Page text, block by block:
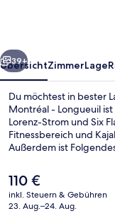
Weiter
39+
ÜbersichtZimmerLage
Du möchtest in bester
Montréal - Longueuil
Lorenz-Strom und Six
Fitnessbereich und
Außerdem ist
Reisende schätzen die
Verkehrsmitteln: Zur
zur Station Longueuil
Der
aktuelle
Preis
110 €
inkl. Steuern & Gebühren
23. Aug.–24. Aug.